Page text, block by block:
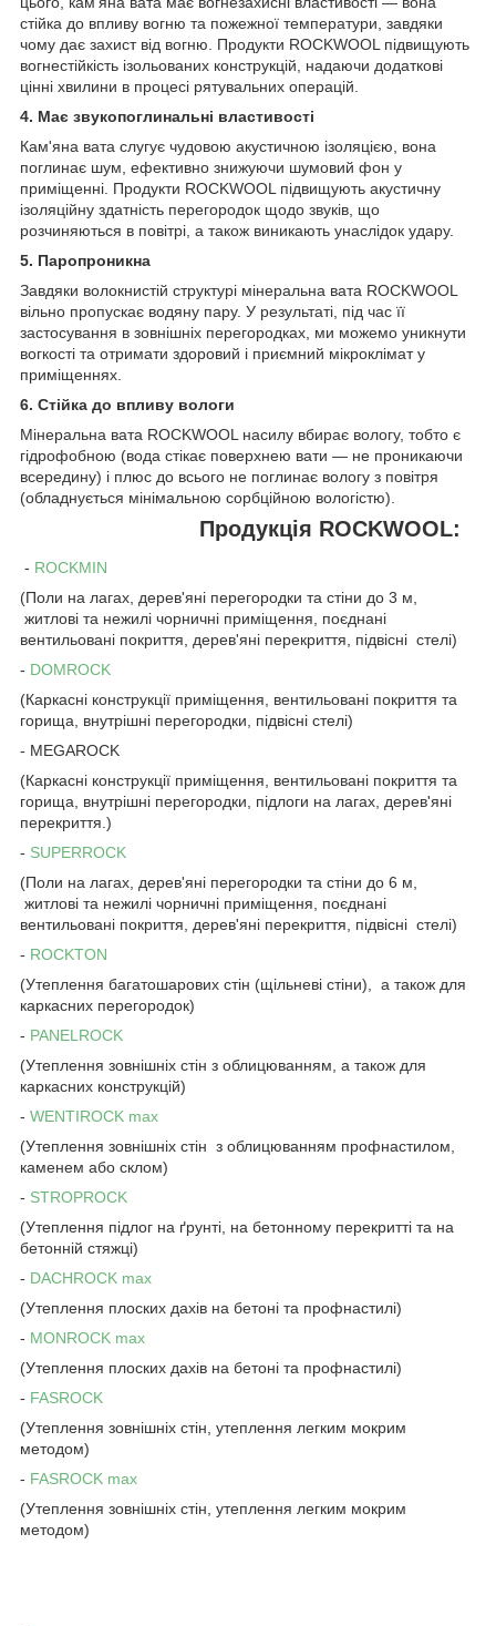
стійка до впливу вогню та пожежної температури, завдяки
чому дає захист від вогню. Продукти ROCKWOOL підвищують
вогнестійкість ізольованих конструкцій, надаючи додаткові
цінні хвилини в процесі рятувальних операцій.
4. Має звукопоглинальні властивості
Кам'яна вата слугує чудовою акустичною ізоляцією, вона
поглинає шум, ефективно знижуючи шумовий фон у
приміщенні. Продукти ROCKWOOL підвищують акустичну
ізоляційну здатність перегородок щодо звуків, що
розчиняються в повітрі, а також виникають унаслідок удару.
5. Паропроникна
Завдяки волокнистій структурі мінеральна вата ROCKWOOL
вільно пропускає водяну пару. У результаті, під час її
застосування в зовнішніх перегородках, ми можемо уникнути
вогкості та отримати здоровий і приємний мікроклімат у
приміщеннях.
6. Стійка до впливу вологи
Мінеральна вата ROCKWOOL насилу вбирає вологу, тобто є
гідрофобною (вода стікає поверхнею вати — не проникаючи
всередину) і плюс до всього не поглинає вологу з повітря
(обладнується мінімальною сорбційною вологістю).
Продукція ROCKWOOL:
- ROCKMIN
(Поли на лагах, дерев'яні перегородки та стіни до 3 м,
житлові та нежилі чорничні приміщення, поєднані
вентильовані покриття, дерев'яні перекриття, підвісні стелі)
- DOMROCK
(Каркасні конструкції приміщення, вентильовані покриття та
горища, внутрішні перегородки, підвісні стелі)
- MEGAROCK
(Каркасні конструкції приміщення, вентильовані покриття та
горища, внутрішні перегородки, підлоги на лагах, дерев'яні
перекриття.)
- SUPERROCK
(Поли на лагах, дерев'яні перегородки та стіни до 6 м,
житлові та нежилі чорничні приміщення, поєднані
вентильовані покриття, дерев'яні перекриття, підвісні стелі)
- ROCKTON
(Утеплення багатошарових стін (щільневі стіни), а також для
каркасних перегородок)
- PANELROCK
(Утеплення зовнішніх стін з облицюванням, а також для
каркасних конструкцій)
- WENTIROCK max
(Утеплення зовнішніх стін з облицюванням профнастилом,
каменем або склом)
- STROPROCK
(Утеплення підлог на ґрунті, на бетонному перекритті та на
бетонній стяжці)
- DACHROCK max
(Утеплення плоских дахів на бетоні та профнастилі)
- MONROCK max
(Утеплення плоских дахів на бетоні та профнастилі)
- FASROCK
(Утеплення зовнішніх стін, утеплення легким мокрим
методом)
- FASROCK max
(Утеплення зовнішніх стін, утеплення легким мокрим
методом)